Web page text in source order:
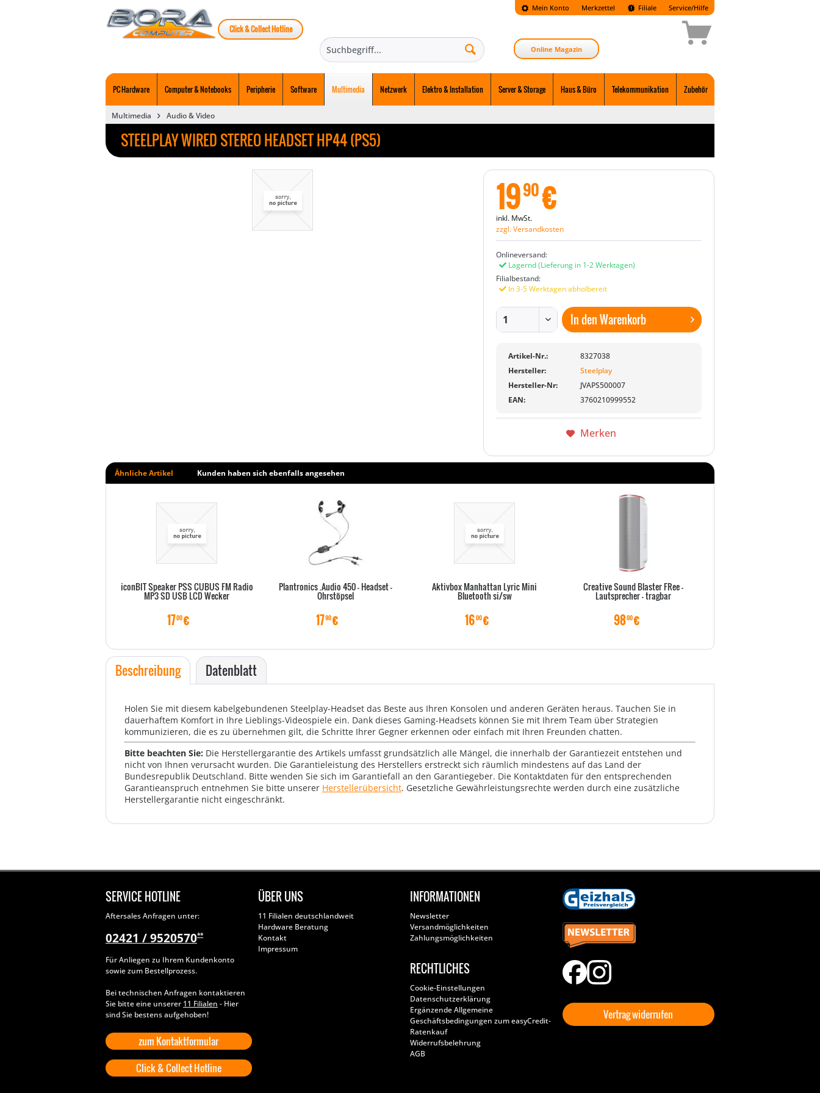
Mein Konto Merkzettel
Click & Collect Hotline
Filiale Service/Hilfe
Online Magazin
PC Hardware Computer & Notebooks Peripherie Software Multimedia Netzwerk Elektro & Installation Server & Storage Haus & Büro Telekommunikation Zubehör
Multimedia Audio & Video
STEELPLAY WIRED STEREO HEADSET HP44 (PS5)
1990€
inkl. MwSt.
zzgl. Versandkosten
Onlineversand:
Lagernd(Lieferung in 1-2 Werktagen)
Filialbestand:
In 3-5 Werktagen abholbereit
In denWarenkorb
Artikel-Nr.:
8327038
Hersteller:
Steelplay
Hersteller-Nr:
JVAPS500007
EAN:
3760210999552
Merken
Ähnliche Artikel Kunden haben sich ebenfalls angesehen
iconBIT Speaker PSS CUBUS FM Radio
MP3 SD USB LCD Wecker
1700€
Plantronics .Audio 450 - Headset -
Ohrstöpsel
1790€
Aktivbox Manhattan Lyric Mini
Bluetooth si/sw
1600€
Creative Sound Blaster FRee -
Lautsprecher - tragbar
9800€
Beschreibung Datenblatt
Holen Sie mit diesem kabelgebundenen Steelplay-Headset das Beste aus Ihren Konsolen und anderen Geräten heraus. Tauchen Sie in
dauerhaftem Komfort in Ihre Lieblings-Videospiele ein. Dank dieses Gaming-Headsets können Sie mit Ihrem Team über Strategien
kommunizieren, die es zu übernehmen gilt, die Schritte Ihrer Gegner erkennen oder einfach mit Ihren Freunden chatten.
Bitte beachten Sie: Die Herstellergarantie des Artikels umfasst grundsätzlich alle Mängel, die innerhalb der Garantiezeit entstehen und
nicht von Ihnen verursacht wurden. Die Garantieleistung des Herstellers erstreckt sich räumlich mindestens auf das Land der
Bundesrepublik Deutschland. Bitte wenden Sie sich im Garantiefall an den Garantiegeber. Die Kontaktdaten für den entsprechenden
Garantieanspruch entnehmen Sie bitte unserer Herstellerübersicht. Gesetzliche Gewährleistungsrechte werden durch eine zusätzliche
Herstellergarantie nicht eingeschränkt.
SERVICE HOTLINE
Aftersales Anfragen unter:
02421 / 9520570**
Für Anliegen zu Ihrem Kundenkonto
sowie zum Bestellprozess.
Bei technischen Anfragen kontaktieren
Sie bitte eine unserer 11 Filialen - Hier
sind Sie bestens aufgehoben!
zum Kontaktformular
Click & Collect Hotline
ÜBER UNS
11 Filialen deutschlandweit
Hardware Beratung
Kontakt
Impressum
INFORMATIONEN
Newsletter
Versandmöglichkeiten
Zahlungsmöglichkeiten
RECHTLICHES
Cookie-Einstellungen
Datenschutzerklärung
Ergänzende Allgemeine
Geschäftsbedingungen zum easyCredit-
Ratenkauf
Widerrufsbelehrung
AGB
Vertrag widerrufen